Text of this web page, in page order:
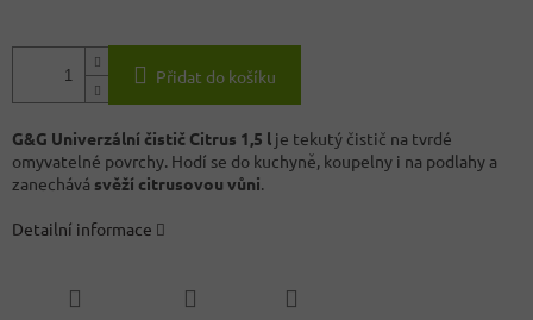
Přidat do košíku
G&G Univerzální čistič Citrus 1,5 l je tekutý čistič na tvrdé
omyvatelné povrchy. Hodí se do kuchyně, koupelny i na podlahy a
zanechává svěží citrusovou vůni.
Detailní informace